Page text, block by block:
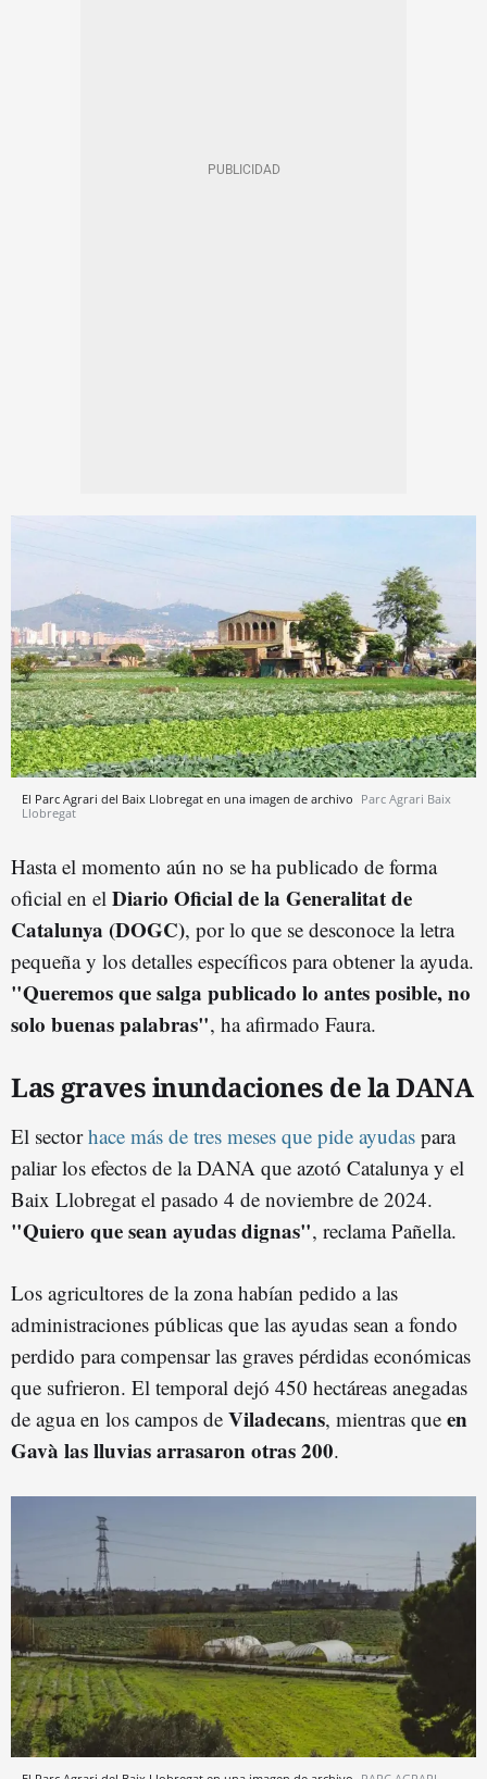
El Parc Agrari del Baix Llobregat en una imagen de archivo Parc Agrari Baix
Llobregat
Hasta el momento aún no se ha publicado de forma
oficial en el Diario Oficial de la Generalitat de
Catalunya (DOGC), por lo que se desconoce la letra
pequeña y los detalles específicos para obtener la ayuda.
"Queremos que salga publicado lo antes posible, no
solo buenas palabras", ha afirmado Faura.
Las graves inundaciones de la DANA
El sectorhace más de tres meses que pide ayudas para
paliar los efectos de la DANA que azotó Catalunya y el
Baix Llobregat el pasado 4 de noviembre de 2024.
"Quiero que sean ayudas dignas", reclama Pañella.
Los agricultores de la zona habían pedido a las
administraciones públicas que las ayudas sean a fondo
perdido para compensar las graves pérdidas económicas
que sufrieron. El temporal dejó 450 hectáreas anegadas
de agua en los campos de Viladecans, mientras que en
Gavà las lluvias arrasaron otras 200.